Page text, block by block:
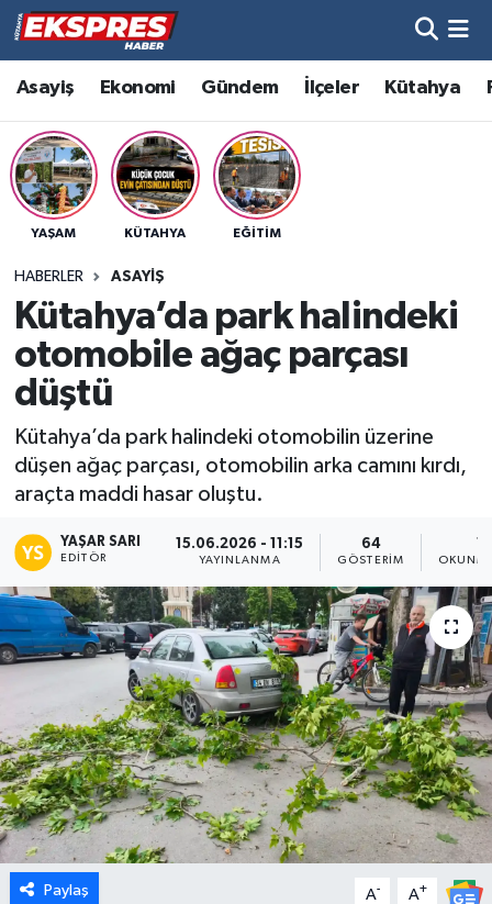
Asayiş Ekonomi Gündem İlçeler Kütahya
YAŞAM KÜTAHYA EĞITIM
HABERLER ASAYIŞ
Kütahya’da park halindeki
otomobile ağaç parçası
düştü
Kütahya’da park halindeki otomobilin üzerine
düşen ağaç parçası, otomobilin arka camını kırdı,
araçta maddi hasar oluştu.
YAŞAR SARI
EDITÖR
15.06.2026 - 11:15
YAYINLANMA
64
GÖSTERIM
Paylaş A- A+
Altıntaş
Asayiş
Aslanapa
Bölge
Çavdarhisar
Dumlupınar
Dünya
Eğitim
Ekonomi
Emet
Foto Galeri
Gediz
Genel
Hava Durumu
Trafik Durumu
Süper Lig Puan Durumu ve Fikstür
Son Dakika Haberleri
Haber Arşivi